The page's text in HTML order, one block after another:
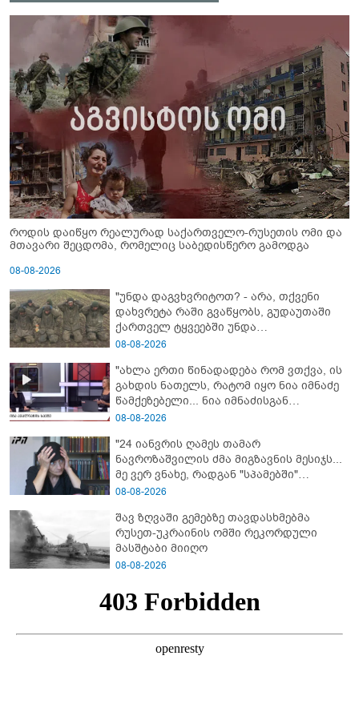
როდის დაიწყო რეალურად საქართველო-რუსეთის ომი და
მთავარი შეცდომა, რომელიც საბედისწერო გამოდგა
08-08-2026
"უნდა დაგვხვრიტოთ? - არა, თქვენი
დახვრეტა რაში გვაწყობს, გუდაუთაში
ქართველ ტყვეებში უნდა
გადაგცვალოთ..."
08-08-2026
"ახლა ერთი წინადადება რომ ვთქვა, ის
გახდის ნათელს, რატომ იყო ნია იმნაძე
წამქეზებელი... ნია იმნაძისგან
გამოსული ინფორმაციაა ეს" - რას
08-08-2026
"24 იანვრის ღამეს თამარ
ნავროზაშვილის ძმა მიგზავნის მესიჯს...
მე ვერ ვნახე, რადგან "სპამებში"
ჩავარდა": რა მისწერა ნია იმნაძის ბიძამ
"სქრინს" აქვეყნებს
08-08-2026
შავ ზღვაში გემებზე თავდასხმებმა
რუსეთ-უკრაინის ომში რეკორდული
მასშტაბი მიიღო
08-08-2026